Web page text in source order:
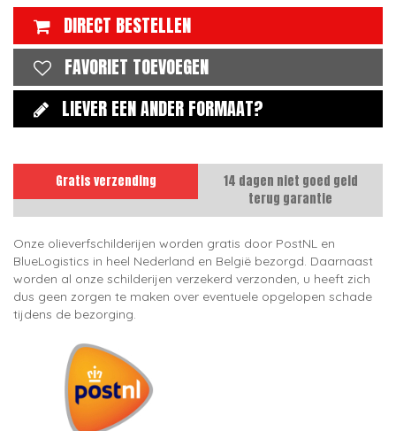
DIRECT BESTELLEN
FAVORIET TOEVOEGEN
LIEVER EEN ANDER FORMAAT?
Gratis verzending
14 dagen niet goed geld
terug garantie
Onze olieverfschilderijen worden gratis door PostNL en
BlueLogistics in heel Nederland en België bezorgd. Daarnaast
worden al onze schilderijen verzekerd verzonden, u heeft zich
dus geen zorgen te maken over eventuele opgelopen schade
tijdens de bezorging.